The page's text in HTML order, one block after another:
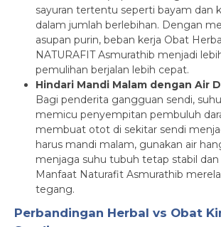
sayuran tertentu seperti bayam dan
dalam jumlah berlebihan. Dengan
asupan purin, beban kerja Obat
NATURAFIT Asmurathib menjadi
pemulihan berjalan lebih cepat.
Hindari Mandi Malam dengan Air
Bagi penderita gangguan sendi,
memicu penyempitan pembuluh
membuat otot di sekitar sendi
harus mandi malam, gunakan air
menjaga suhu tubuh tetap stabil
Manfaat Naturafit Asmurathib
tegang.
Perbandingan Herbal vs Obat